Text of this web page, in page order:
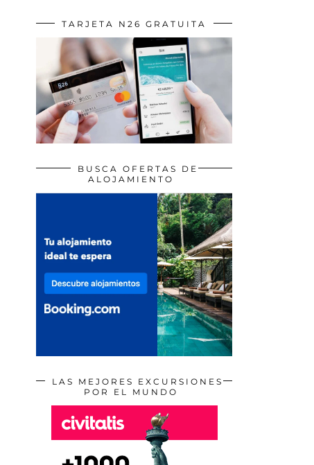
TARJETA N26 GRATUITA
BUSCA OFERTAS DE
ALOJAMIENTO
LAS MEJORES EXCURSIONES
POR EL MUNDO